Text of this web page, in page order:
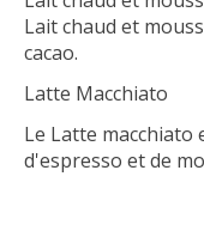
Lait chaud et
cacao.
Latte Macchiato
Le Latte macchiato
d'espresso et de